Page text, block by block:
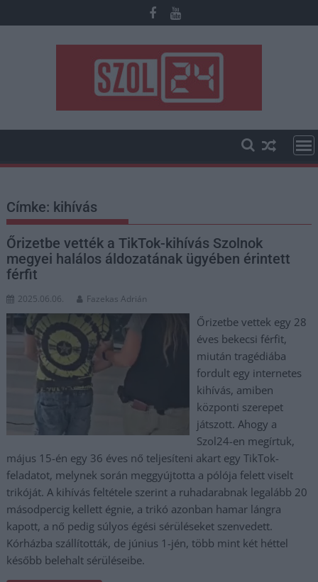
to
Címke: kihívás
Őrizetbe vették a TikTok-kihívás Szolnok
megyei halálos áldozatának ügyében érintett
férfit
2025.06.06. Fazekas Adrián
Őrizetbe vettek egy 28
éves bekecsi férfit,
miután tragédiába
fordult egy internetes
kihívás, amiben
központi szerepet
játszott. Ahogy a
Szol24-en megírtuk,
május 15-én egy 36 éves nő teljesíteni akart egy TikTok-
feladatot, melynek során meggyújtotta a pólója felett viselt
trikóját. A kihívás feltétele szerint a ruhadarabnak legalább 20
másodpercig kellett égnie, a trikó azonban hamar lángra
kapott, a nő pedig súlyos égési sérüléseket szenvedett.
Kórházba szállították, de június 1-jén, több mint két héttel
később belehalt sérüléseibe.